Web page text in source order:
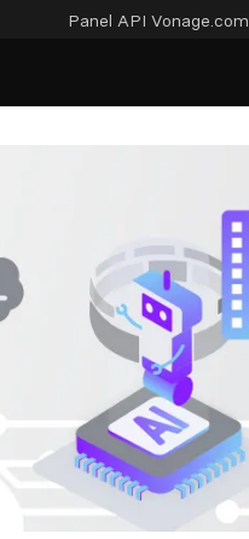
Panel API Vonage.com